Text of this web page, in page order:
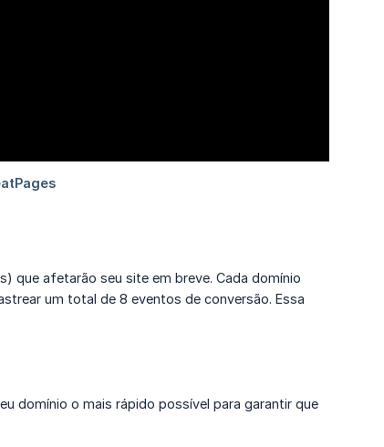
que afetarão seu site em breve. Cada domínio
um total de 8 eventos de conversão. Essa
domínio o mais rápido possível para garantir que